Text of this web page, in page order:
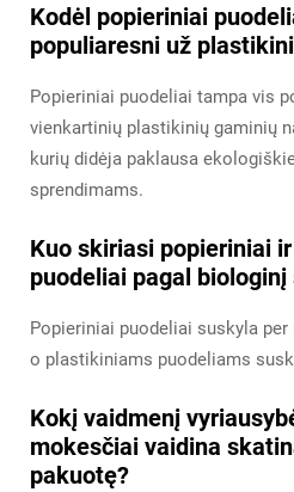
Kodėl popieriniai
populiaresni už
Popieriniai puodeliai tampa vis
vienkartinių plastikinių gaminių
kurių didėja paklausa
sprendimams.
Kuo skiriasi popieriniai
puodeliai pagal
Popieriniai puodeliai suskyla
o plastikiniams puodeliams
Kokį vaidmenį
mokesčiai vaidina
pakuotę?